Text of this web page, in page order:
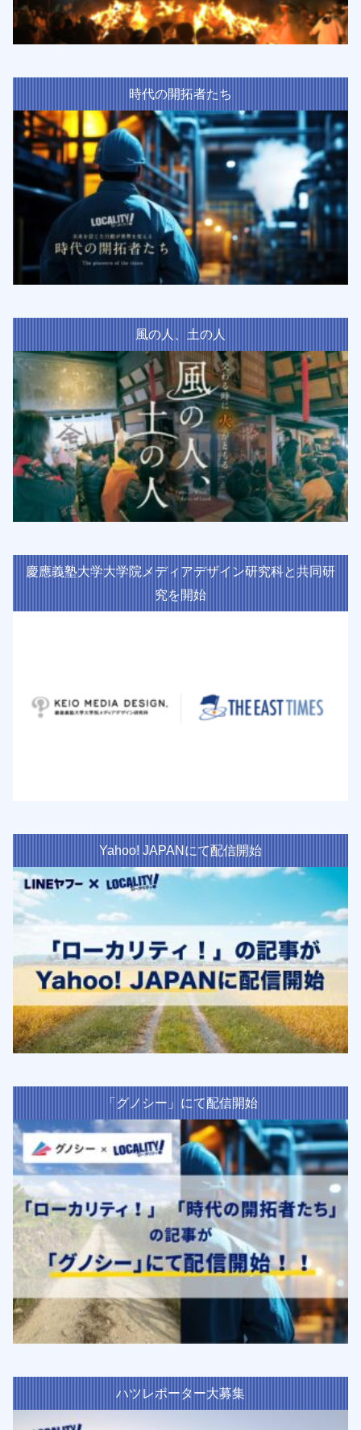
時代の開拓者たち
風の人、土の人
慶應義塾大学大学院メディアデザイン研究科と共同研
究を開始
Yahoo! JAPANにて配信開始
「グノシー」にて配信開始
ハツレポーター大募集